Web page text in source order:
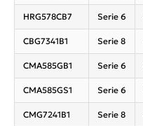
HRG578CB7 Serie 6
CBG7341B1 Serie 8
CMA585GB1 Serie 6
CMA585GS1 Serie 6
CMG7241B1 Serie 8